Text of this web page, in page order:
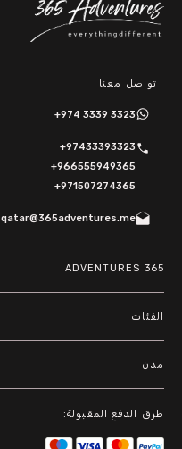
تواصل معنا
+974 3339 3323
+97433393323
+966555949365
+971507274365
qatar@365adventures.me
365 ADVENTURES
Privacy Policy
الفئات
باقات
مدن
طرق الدفع المقبولة: